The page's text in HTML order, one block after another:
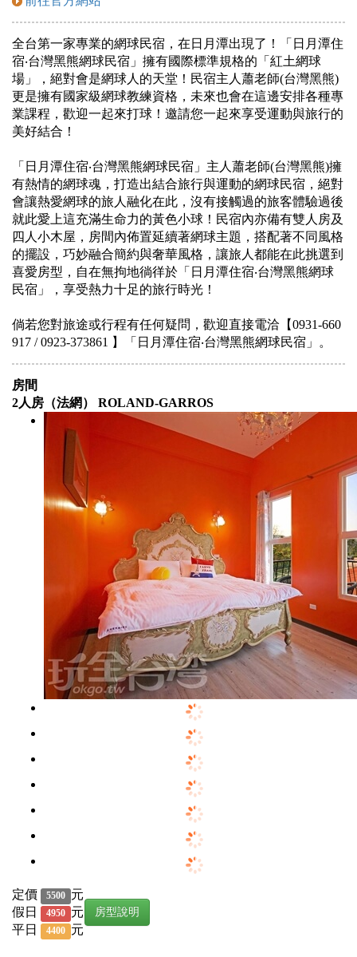
全台第一家專業的網球民宿，在日月潭出現了！「日月潭住
宿‧台灣黑熊網球民宿」擁有國際標準規格的「紅土網球
場」，絕對會是網球人的天堂！民宿主人蕭老師(台灣黑熊)
更是擁有國家級網球教練資格，未來也會在這邊安排各種專
業課程，歡迎一起來打球！邀請您一起來享受運動與旅行的
美好結合！
「日月潭住宿‧台灣黑熊網球民宿」主人蕭老師(台灣黑熊)擁
有熱情的網球魂，打造出結合旅行與運動的網球民宿，絕對
會讓熱愛網球的旅人融化在此，沒有接觸過的旅客體驗過後
就此愛上這充滿生命力的黃色小球！民宿內亦備有雙人房及
四人小木屋，房間內佈置延續著網球主題，搭配著不同風格
的擺設，巧妙融合簡約與奢華風格，讓旅人都能在此挑選到
喜愛房型，自在無拘地徜徉於「日月潭住宿‧台灣黑熊網球
民宿」，享受熱力十足的旅行時光！
倘若您對旅途或行程有任何疑問，歡迎直接電洽【0931-660
917 / 0923-373861 】「日月潭住宿‧台灣黑熊網球民宿」。
房間
2人房（法網） ROLAND-GARROS
定價 5500 元
假日
4950 元
平日
4400 元
房型說明